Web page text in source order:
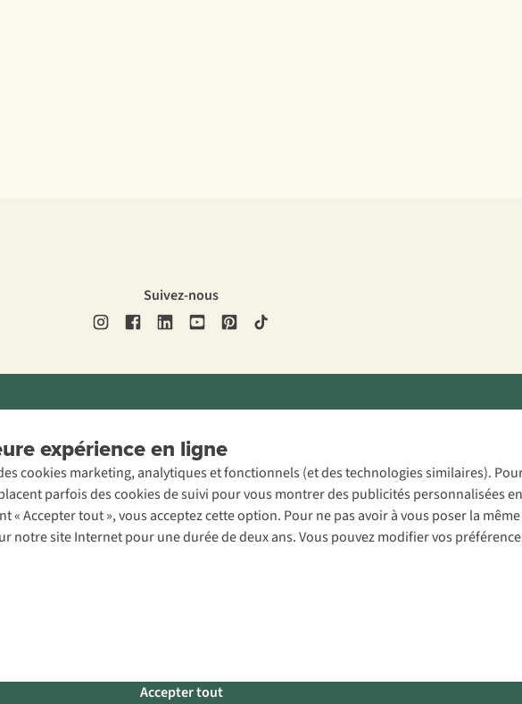
expérience en ligne
cookies marketing, analytiques et fonctionnels (et des technologies similaires).
parfois des cookies de suivi pour vous montrer des publicités personnalisées
« Accepter tout », vous acceptez cette option. Pour ne pas avoir à vous poser la
notre site Internet pour une durée de deux ans. Vous pouvez modifier vos
Accepter tout
Suivez-nous